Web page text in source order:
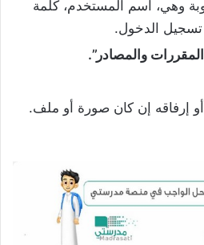
وهي، اسم المستخدم، كلمة
تسجيل الدخول.
والمصادر”.
إرفاقه إن كان صورة أو ملف.